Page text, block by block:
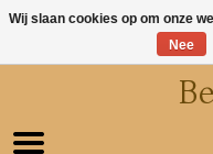
Wij slaan cookies op om onze
Nee